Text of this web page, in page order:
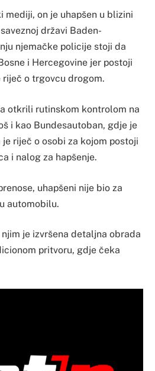
mediji, on je uhapšen u blizini
državi Baden-
njemačke policije stoji da
i Hercegovine jer postoji
riječ o trgovcu drogom.
otkrili rutinskom kontrolom na
i kao Bundesautoban, gdje je
riječ o osobi za kojom postoji
i nalog za hapšenje.
uhapšeni nije bio za
automobilu.
je izvršena detaljna obrada
pritvoru, gdje čeka